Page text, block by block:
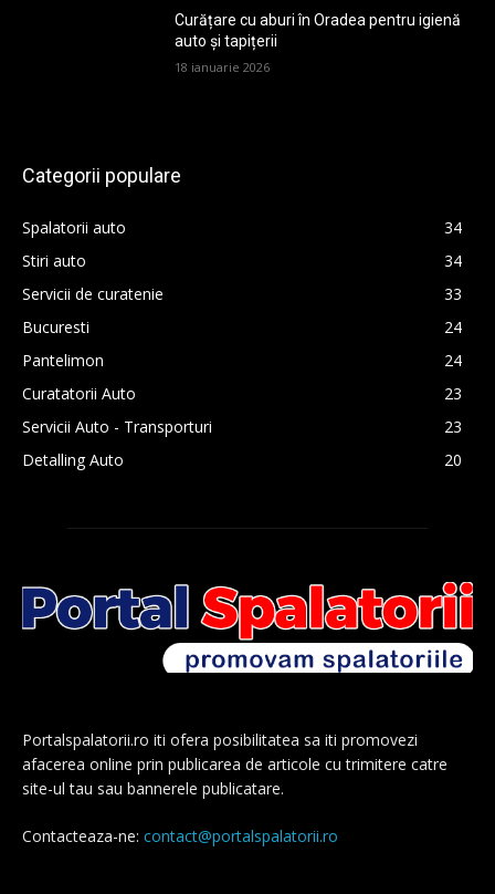
Curățare cu aburi în Oradea pentru igienă
auto și tapițerii
18 ianuarie 2026
Categorii populare
Spalatorii auto
34
Stiri auto
34
Servicii de curatenie
33
Bucuresti
24
Pantelimon
24
Curatatorii Auto
23
Servicii Auto - Transporturi
23
Detalling Auto
20
Portalspalatorii.ro iti ofera posibilitatea sa iti promovezi
afacerea online prin publicarea de articole cu trimitere catre
site-ul tau sau bannerele publicatare.
Contacteaza-ne: contact@portalspalatorii.ro